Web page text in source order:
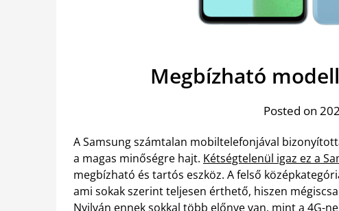
Megbízható
Posted on
A Samsung számtalan mobiltelefonjával
a magas minőségre hajt. Kétségtelenül igaz ez a
megbízható és tartós eszköz. A felső
ami sokak szerint teljesen érthető, hiszen
Nyilván ennek sokkal több előnye van, mint a 4G-